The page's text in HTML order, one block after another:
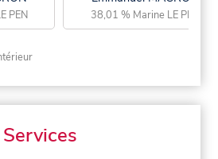
PEN 38,01 % Marine LE PEN
Services